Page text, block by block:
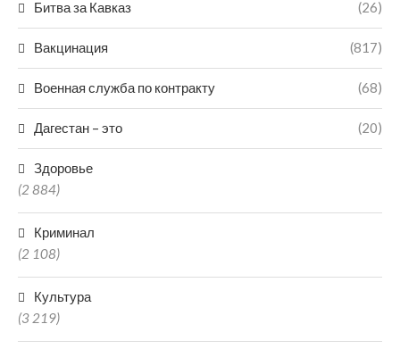
Битва за Кавказ (26)
Вакцинация (817)
Военная служба по контракту (68)
Дагестан – это (20)
Здоровье
(2 884)
Криминал
(2 108)
Культура
(3 219)